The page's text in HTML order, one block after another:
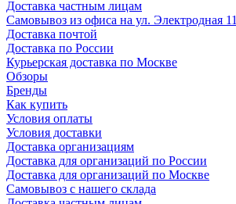
Доставка частным лицам
Самовывоз из офиса на ул. Электродная 11
Доставка почтой
Доставка по России
Курьерская доставка по Москве
Обзоры
Бренды
Как купить
Условия оплаты
Условия доставки
Доставка организациям
Доставка для организаций по России
Доставка для организаций по Москве
Самовывоз с нашего склада